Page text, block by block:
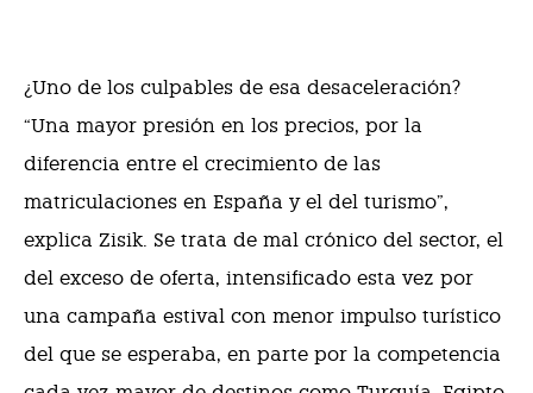
¿Uno de los culpables de esa desaceleración?
“Una mayor presión en los precios, por la
diferencia entre el crecimiento de las
matriculaciones en España y el del turismo”,
explica Zisik. Se trata de mal crónico del sector, el
del exceso de oferta, intensificado esta vez por
una campaña estival con menor impulso turístico
del que se esperaba, en parte por la competencia